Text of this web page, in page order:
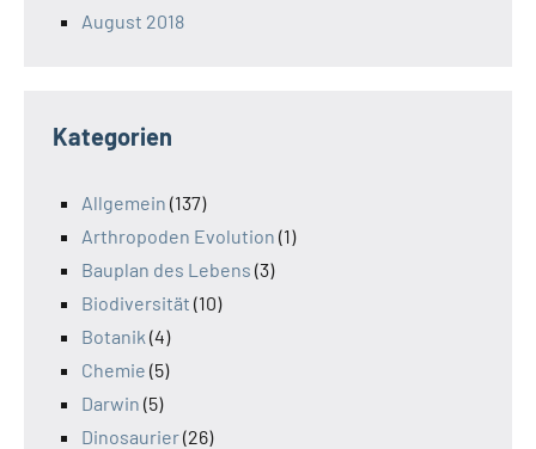
August 2018
Kategorien
Allgemein (137)
Arthropoden Evolution (1)
Bauplan des Lebens (3)
Biodiversität (10)
Botanik (4)
Chemie (5)
Darwin (5)
Dinosaurier(26)